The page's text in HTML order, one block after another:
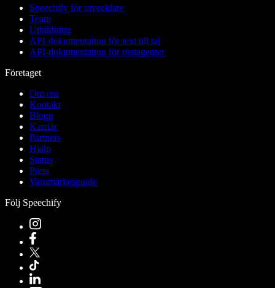
Speechify för utvecklare
Team
Utbildning
API-dokumentation för text till tal
API-dokumentation för röstagenter
Företaget
Om oss
Kontakt
Blogg
Karriär
Partners
Hjälp
Status
Press
Varumärkesguide
Följ Speechify